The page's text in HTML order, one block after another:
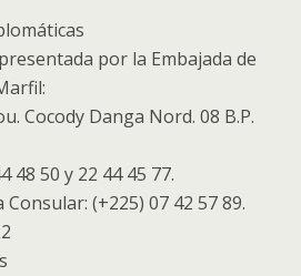
por la Embajada de
Cocody Danga Nord. 08 B.P.
48 50 y 22 44 45 77.
(+225) 07 42 57 89.